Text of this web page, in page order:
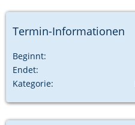
Termin-Informationen
Beginnt
Endet
Kategorie